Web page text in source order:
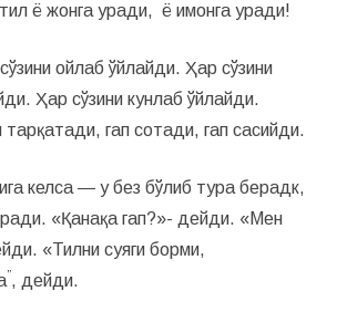
ё жонга уради, ё имонга уради!
ойлаб ўйлайди. Ҳар сўзини
Ҳар сўзини кунлаб ўйлайди.
тарқатади, гап сотади, гап сасийди.
келса — у без бўлиб тура берадк,
«Қанақа гап?»- дейди. «Мен
«Тилни суяги борми,
”, дейди.